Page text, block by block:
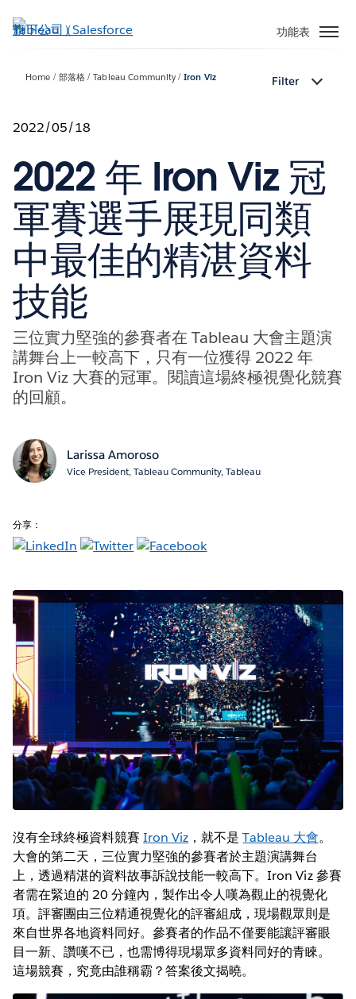
至
功能表
Home 部落格 Tableau Community Iron Viz Filter
2022/05/18
2022 年 Iron Viz 冠
軍賽選手展現同類
中最佳的精湛資料
技能
三位實力堅強的參賽者在 Tableau 大會主題演
講舞台上一較高下，只有一位獲得 2022 年
Iron Viz 大賽的冠軍。閱讀這場終極視覺化競賽
的回顧。
Larissa Amoroso
Vice President, Tableau Community, Tableau
分享：
沒有全球終極資料競賽Iron Viz ，就不是Tableau 大會。
大會的第二天，三位實力堅強的參賽者於主題演講舞台
上，透過精湛的資料故事訴說技能一較高下。Iron Viz 參賽
者需在緊迫的 20 分鐘內，製作出令人嘆為觀止的視覺化
項。評審團由三位精通視覺化的評審組成，現場觀眾則是
來自世界各地資料同好。參賽者的作品不僅要能讓評審眼
目一新、讚嘆不已，也需博得現場眾多資料同好的青睞。
這場競賽，究竟由誰稱霸？答案後文揭曉。